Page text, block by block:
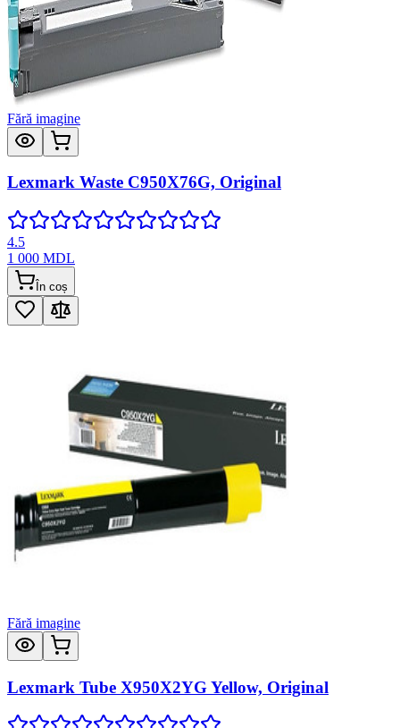
Fără imagine
Lexmark Waste C950X76G, Original
4.5
1 000 MDL
În coș
Fără imagine
Lexmark Tube X950X2YG Yellow, Original